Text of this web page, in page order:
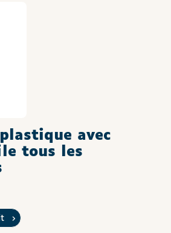
avec
tous les